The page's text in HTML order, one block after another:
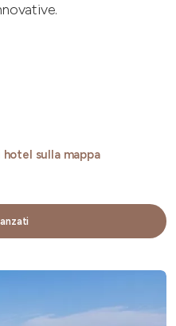
hotel sulla mappa